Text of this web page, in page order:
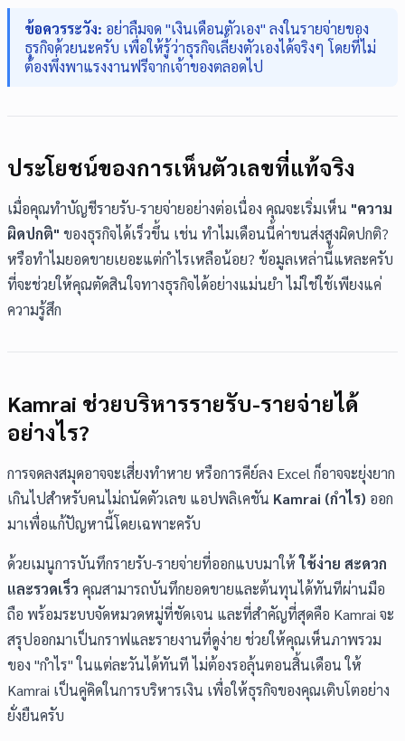
ข้อควรระวัง: อย่าลืมจด "เงินเดือนตัวเอง" ลงในรายจ่ายของ
ธุรกิจด้วยนะครับ เพื่อให้รู้ว่าธุรกิจเลี้ยงตัวเองได้จริงๆ โดยที่ไม่
ต้องพึ่งพาแรงงานฟรีจากเจ้าของตลอดไป
ประโยชน์ของการเห็นตัวเลขที่แท้จริง
เมื่อคุณทำบัญชีรายรับ-รายจ่ายอย่างต่อเนื่อง คุณจะเริ่มเห็น "ความ
ผิดปกติ" ของธุรกิจได้เร็วขึ้น เช่น ทำไมเดือนนี้ค่าขนส่งสูงผิดปกติ?
หรือทำไมยอดขายเยอะแต่กำไรเหลือน้อย? ข้อมูลเหล่านี้แหละครับ
ที่จะช่วยให้คุณตัดสินใจทางธุรกิจได้อย่างแม่นยำ ไม่ใช่ใช้เพียงแค่
ความรู้สึก
Kamrai ช่วยบริหารรายรับ-รายจ่ายได้
อย่างไร?
การจดลงสมุดอาจจะเสี่ยงทำหาย หรือการคีย์ลง Excel ก็อาจจะยุ่งยาก
เกินไปสำหรับคนไม่ถนัดตัวเลข แอปพลิเคชัน Kamrai (กำไร) ออก
มาเพื่อแก้ปัญหานี้โดยเฉพาะครับ
ด้วยเมนูการบันทึกรายรับ-รายจ่ายที่ออกแบบมาให้ใช้ง่าย สะดวก
และรวดเร็ว คุณสามารถบันทึกยอดขายและต้นทุนได้ทันทีผ่านมือ
ถือ พร้อมระบบจัดหมวดหมู่ที่ชัดเจน และที่สำคัญที่สุดคือ Kamrai จะ
สรุปออกมาเป็นกราฟและรายงานที่ดูง่าย ช่วยให้คุณเห็นภาพรวม
ของ "กำไร" ในแต่ละวันได้ทันที ไม่ต้องรอลุ้นตอนสิ้นเดือน ให้
Kamrai เป็นคู่คิดในการบริหารเงิน เพื่อให้ธุรกิจของคุณเติบโตอย่าง
ยั่งยืนครับ